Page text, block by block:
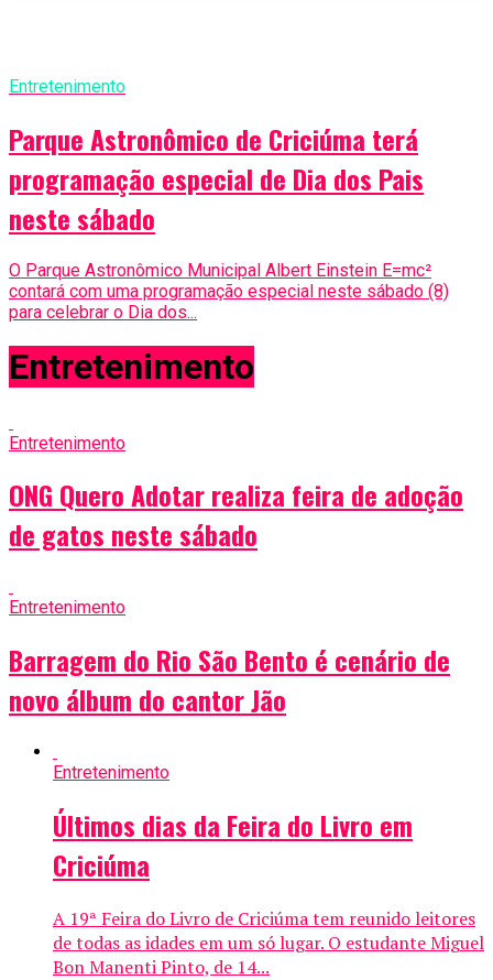
Entretenimento
Parque Astronômico de Criciúma terá
programação especial de Dia dos Pais
neste sábado
O Parque Astronômico Municipal Albert Einstein E=mc²
contará com uma programação especial neste sábado (8)
para celebrar o Dia dos...
Entretenimento
Entretenimento
ONG Quero Adotar realiza feira de adoção
de gatos neste sábado
Entretenimento
Barragem do Rio São Bento é cenário de
novo álbum do cantor Jão
Entretenimento
Últimos dias da Feira do Livro em
Criciúma
A 19ª Feira do Livro de Criciúma tem reunido leitores
de todas as idades em um só lugar. O estudante Miguel
Bon Manenti Pinto, de 14...